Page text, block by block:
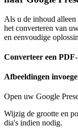
Als u de inhoud
het converteren van
en eenvoudige
Converteer een
Afbeeldingen
Open uw Google
Wijzig de grootte en
dia's indien nodig.